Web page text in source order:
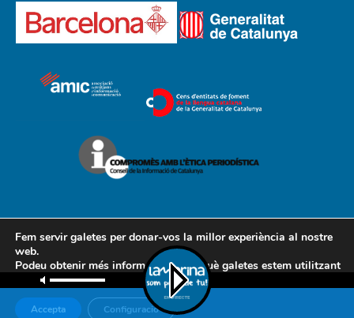
Contacte Avís legal Política de cookies
Política de privacitat
AMCL
Fem servir galetes per donar-vos la millor experiència al nostre
web.
Podeu obtenir més informació sobre què galetes estem utilitzant
o desactivar-les a la
configuració.
Accepta Configuració